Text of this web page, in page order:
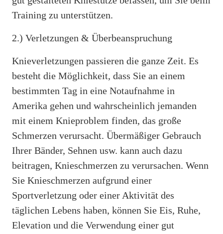
Training zu unterstützen.
2.) Verletzungen & Überbeanspruchung
Knieverletzungen passieren die ganze Zeit. Es
besteht die Möglichkeit, dass Sie an einem
bestimmten Tag in eine Notaufnahme in
Amerika gehen und wahrscheinlich jemanden
mit einem Knieproblem finden, das große
Schmerzen verursacht. Übermäßiger Gebrauch
Ihrer Bänder, Sehnen usw. kann auch dazu
beitragen, Knieschmerzen zu verursachen. Wenn
Sie Knieschmerzen aufgrund einer
Sportverletzung oder einer Aktivität des
täglichen Lebens haben, können Sie Eis, Ruhe,
Elevation und die Verwendung einer gut